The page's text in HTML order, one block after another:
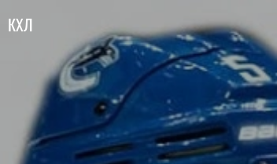
КХЛ